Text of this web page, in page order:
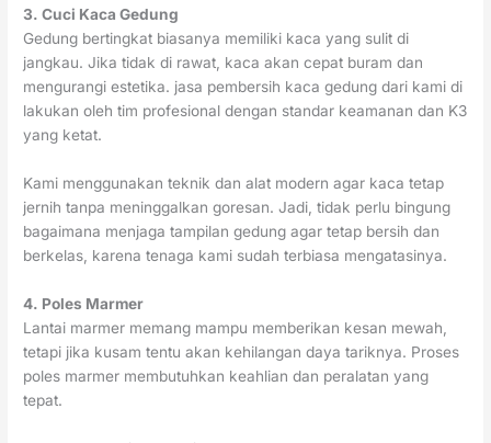
3. Cuci Kaca Gedung
Gedung bertingkat biasanya memiliki kaca yang sulit di
jangkau. Jika tidak di rawat, kaca akan cepat buram dan
mengurangi estetika. jasa pembersih kaca gedung dari kami di
lakukan oleh tim profesional dengan standar keamanan dan K3
yang ketat.
Kami menggunakan teknik dan alat modern agar kaca tetap
jernih tanpa meninggalkan goresan. Jadi, tidak perlu bingung
bagaimana menjaga tampilan gedung agar tetap bersih dan
berkelas, karena tenaga kami sudah terbiasa mengatasinya.
4. Poles Marmer
Lantai marmer memang mampu memberikan kesan mewah,
tetapi jika kusam tentu akan kehilangan daya tariknya. Proses
poles marmer membutuhkan keahlian dan peralatan yang
tepat.